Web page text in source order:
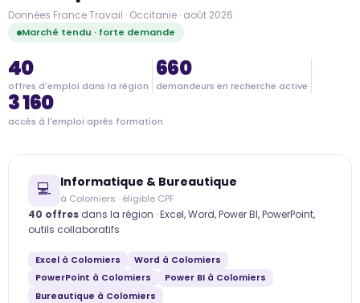
Données France Travail · Occitanie · août 2026
Marché tendu · forte demande
40
offres d'emploi dans la région
660
demandeurs en recherche active
3 160
accès à l'emploi après formation
💻 Informatique & Bureautique
à Colomiers · éligible CPF
40 offres dans la région · Excel, Word, Power BI, PowerPoint,
outils collaboratifs
Excel à Colomiers
Word à Colomiers
PowerPoint à Colomiers
Power BI à Colomiers
Bureautique à Colomiers